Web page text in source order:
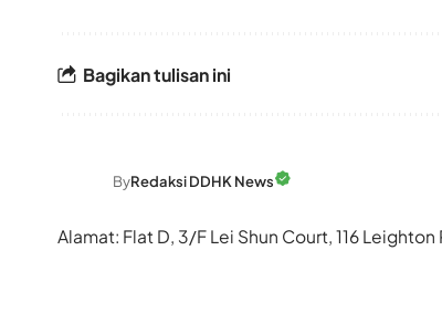
Bagikan tulisan ini
ByRedaksi DDHK News
Alamat: Flat D, 3/F Lei Shun Court, 116